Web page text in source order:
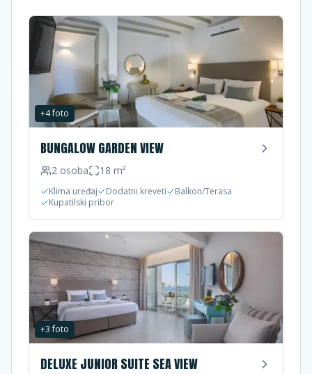
+4foto
BUNGALOW GARDEN VIEW
2 osoba 18 m²
Klima uređaj Dodatni kreveti
Balkon/Terasa
Kupatilski pribor
+3foto
DELUXE JUNIOR SUITE SEA VIEW